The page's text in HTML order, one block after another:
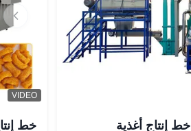
SLG65 SLG70 خط إنتاج أغذية
VIDEO
خط